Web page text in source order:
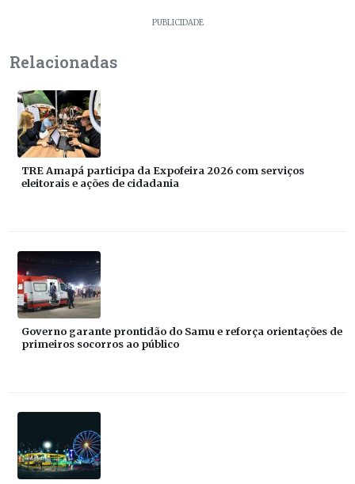
PUBLICIDADE
Relacionadas
TRE Amapá participa da Expofeira 2026 com serviços
eleitorais e ações de cidadania
Governo garante prontidão do Samu e reforça orientações de
primeiros socorros ao público